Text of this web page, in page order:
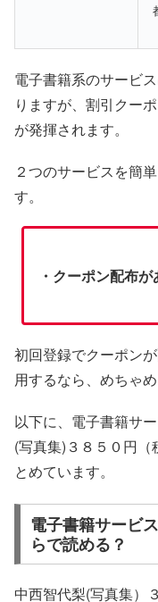
電子書籍系のサービ
りますが、割引クー
が発揮されます。
２つのサービスを簡
す。
・クーポン配布
初回登録でクーポン
用するなら、めちゃめ
以下に、電子書籍サ
(写真集)３８５０円（
とめています。
電子書籍サービ
らで読める？
中西智代梨(写真集）